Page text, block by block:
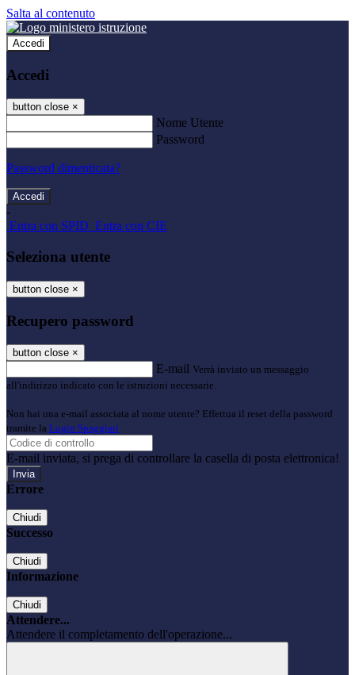
Salta al contenuto
Accedi
Accedi
button close ×
Nome Utente
Password
Password dimenticata?
-
Entra con SPID Entra con CIE
Seleziona utente
button close ×
Recupero password
button close ×
E-mail Verrà inviato un messaggio
all'indirizzo indicato con le istruzioni necessarie.
Non hai una e-mail associata al nome utente? Effettua il reset della password
tramite la Login Spaggiari
E-mail inviata, si prega di controllare la casella di posta elettronica!
Errore
Chiudi
Successo
Chiudi
Informazione
Chiudi
Attendere...
Attendere il completamento dell'operazione...